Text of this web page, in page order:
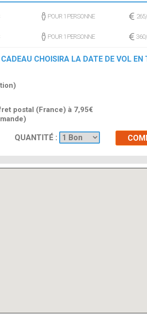
POUR 1 PERSONNE
POUR 1 PERSONNE
CHOISIRA LA DATE DE VOL
postal (France) à 7,95€
QUANTITÉ :